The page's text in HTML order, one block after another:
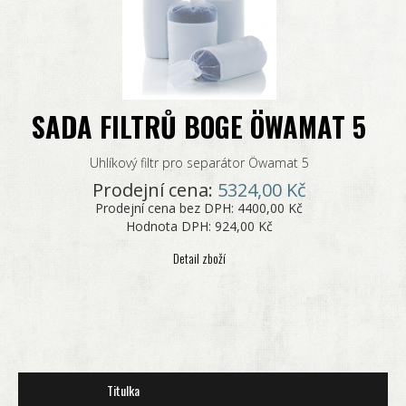
SADA FILTRŮ BOGE ÖWAMAT 5
Uhlíkový filtr pro separátor Öwamat 5
Prodejní cena: 5324,00 Kč
Prodejní cena bez DPH: 4400,00 Kč
Hodnota DPH: 924,00 Kč
Detail zboží
Titulka